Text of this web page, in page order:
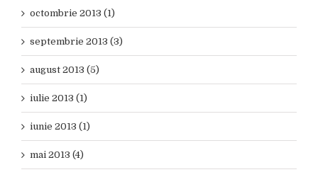
octombrie 2013 (1)
septembrie 2013 (3)
august 2013 (5)
iulie 2013 (1)
iunie 2013 (1)
mai 2013 (4)